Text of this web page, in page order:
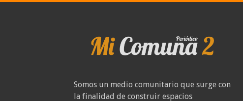
Somos un medio comunitario que surge con
la finalidad de construir espacios